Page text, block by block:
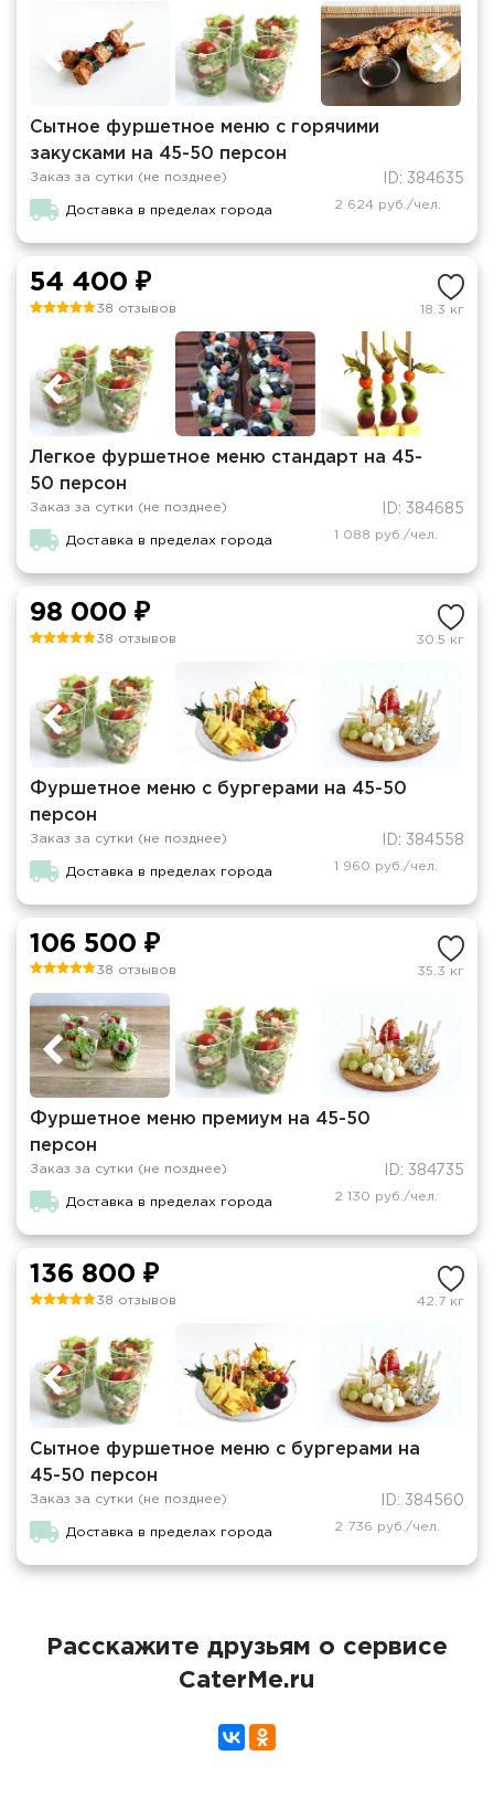
Сытное фуршетное меню с горячими
закусками на 45-50 персон
Заказ за сутки (не позднее) ID: 384635
Доставка в пределах города 2 624 руб./чел.
54 400 ₽
38 отзывов 18.3 кг
Легкое фуршетное меню стандарт на 45-
50 персон
Заказ за сутки (не позднее) ID: 384685
Доставка в пределах города 1 088 руб./чел.
98 000 ₽
38 отзывов 30.5 кг
Фуршетное меню с бургерами на 45-50
персон
Заказ за сутки (не позднее) ID: 384558
Доставка в пределах города 1 960 руб./чел.
106 500 ₽
38 отзывов 35.3 кг
Фуршетное меню премиум на 45-50
персон
Заказ за сутки (не позднее) ID: 384735
Доставка в пределах города 2 130 руб./чел.
136 800 ₽
38 отзывов 42.7 кг
Сытное фуршетное меню с бургерами на
45-50 персон
Заказ за сутки (не позднее) ID: 384560
Доставка в пределах города 2 736 руб./чел.
Расскажите друзьям о сервисе
CaterMe.ru